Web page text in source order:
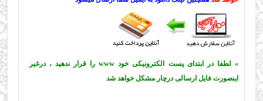
» لطفا در ابتدای پست الکترونیکی خود www را قرار ندهید ، درغیر
اینصورت فایل ارسالی درچار مشکل خواهد شد